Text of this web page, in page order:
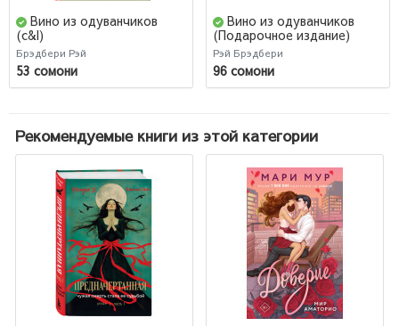
Вино из одуванчиков
(c&l)
Брэдбери Рэй
53 сомони
Вино из одуванчиков
(Подарочное издание)
Рэй Брэдбери
96 сомони
Рекомендуемые книги из этой категории